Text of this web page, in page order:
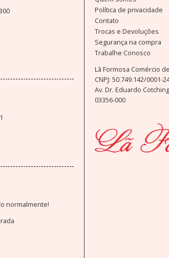
normalmente!
Política de privacidade
Contato
Trocas e Devoluções
Segurança na compra
Trabalhe Conosco
Lã Formosa Comércio
CNPJ: 50.749.142/0001-
Av. Dr. Eduardo
03356-000